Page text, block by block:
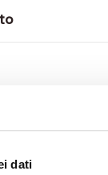
datiche